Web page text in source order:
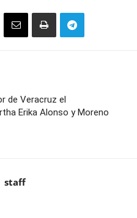
de Veracruz el
Erika Alonso y Moreno
staff